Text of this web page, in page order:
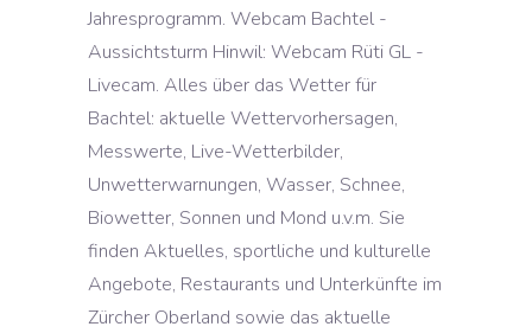
Jahresprogramm. Webcam Bachtel -
Aussichtsturm Hinwil: Webcam Rüti GL -
Livecam. Alles über das Wetter für
Bachtel: aktuelle Wettervorhersagen,
Messwerte, Live-Wetterbilder,
Unwetterwarnungen, Wasser, Schnee,
Biowetter, Sonnen und Mond u.v.m. Sie
finden Aktuelles, sportliche und kulturelle
Angebote, Restaurants und Unterkünfte im
Zürcher Oberland sowie das aktuelle